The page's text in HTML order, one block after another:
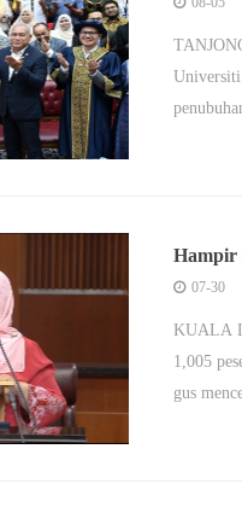
Universiti
Hampir
07-30
KUALA
1,005
gus